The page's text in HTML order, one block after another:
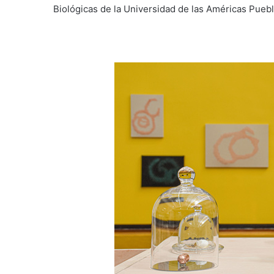
Biológicas de la Universidad de las Américas